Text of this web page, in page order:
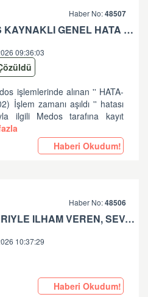
Haber No:48507
MEDOS KAYNAKLI GENEL HATA HK
09:36:03
işlemlerinde alınan '' HATA-
İşlem zamanı aşıldı '' hatası
ilgili Medos tarafına kayıt
Haberi Okudum!
Haber No:48506
GÜÇLERIYLE ILHAM VEREN, SEVGILERIYLE YOLUMUZU AYDINLATAN TÜM BABALARIN BABALAR GÜNÜ KUTLU OLSUN.
10:37:29
Haberi Okudum!